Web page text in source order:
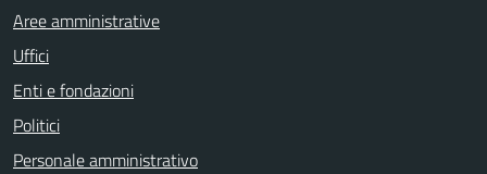
Aree amministrative
Uffici
Enti e fondazioni
Politici
Personale amministrativo